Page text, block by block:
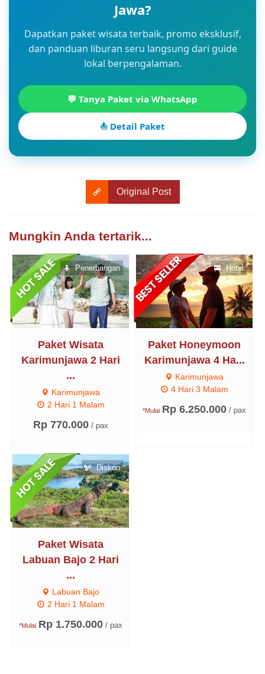
Jawa?
Dapatkan paket wisata terbaik, promo eksklusif,
dan panduan liburan seru langsung dari guide
lokal berpengalaman.
💬 Tanya Paket via WhatsApp
⛵ Detail Paket
Original Post
Mungkin Anda tertarik...
Paket Wisata
Karimunjawa 2 Hari
...
Karimunjawa
2 Hari 1 Malam
Rp 770.000 / pax
Penerbangan
Paket Honeymoon
Karimunjawa 4 Ha...
Karimunjawa
4 Hari 3 Malam
*Mulai Rp 6.250.000 / pax
Hotel
Paket Wisata
Labuan Bajo 2 Hari
...
Labuan Bajo
2 Hari 1 Malam
*Mulai Rp 1.750.000 / pax
Diskon